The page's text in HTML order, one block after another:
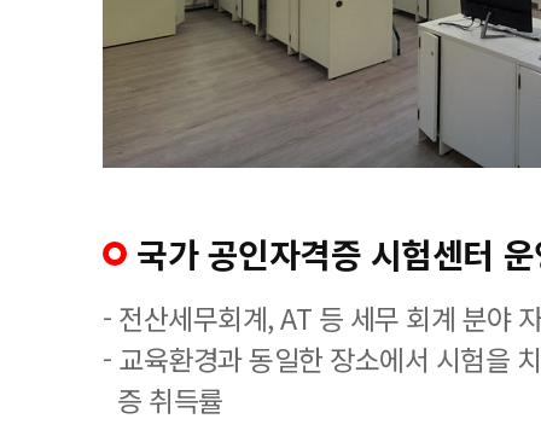
국가 공인자격증 시험센터
- 전산세무회계, AT 등 세무 회계 분야
- 교육환경과 동일한 장소에서 시험을
증 취득률